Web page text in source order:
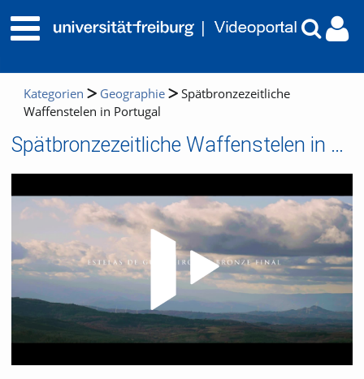
Kategorien Geographie
Spätbronzezeitliche
Waffenstelen in Portugal
Spätbronzezeitliche Waffenstelen in Portugal